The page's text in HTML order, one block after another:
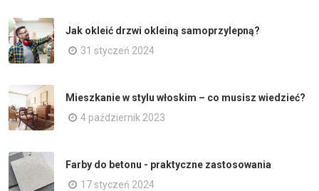
Jak okleić drzwi okleiną samoprzylepną?
31 styczeń 2024
Mieszkanie w stylu włoskim – co musisz wiedzieć?
4 październik 2023
Farby do betonu - praktyczne zastosowania
17 styczeń 2024